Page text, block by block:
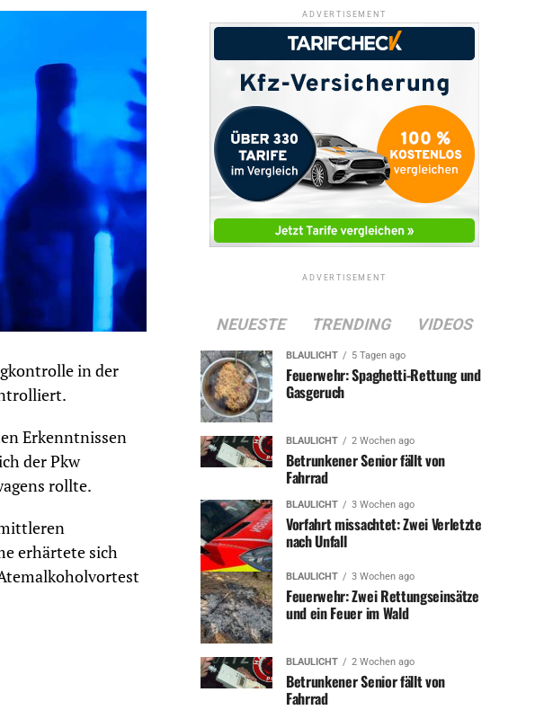
in der
Erkenntnissen
der Pkw
rollte.
erhärtete sich
ADVERTISEMENT
ADVERTISEMENT
NEUESTE TRENDING VIDEOS
BLAULICHT 5 Tagen ago
Feuerwehr: Spaghetti-Rettung und
Gasgeruch
BLAULICHT 2 Wochen ago
Betrunkener Senior fällt von
Fahrrad
BLAULICHT 3 Wochen ago
Vorfahrt missachtet: Zwei Verletzte
nach Unfall
BLAULICHT 3 Wochen ago
Feuerwehr: Zwei Rettungseinsätze
und ein Feuer im Wald
BLAULICHT 2 Wochen ago
Betrunkener Senior fällt von
Fahrrad